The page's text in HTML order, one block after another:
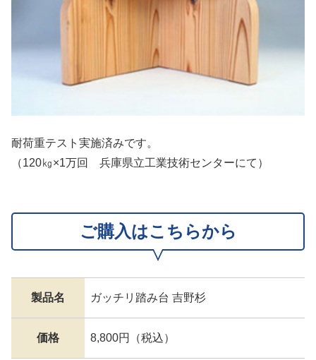
耐荷重テスト実施済みです。
（120㎏×1万回 兵庫県立工業技術センターにて）
ご購入はこちらから
製品名 ガッチリ踏み台 吉野杉
価格 8,800円（税込）